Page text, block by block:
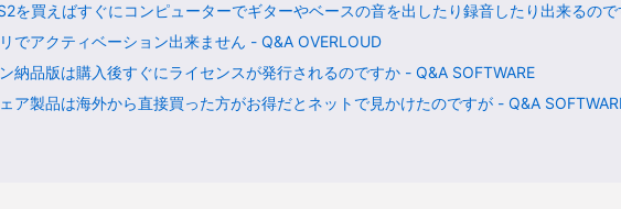
を買えばすぐにコンピューターでギターやベースの音を出したり録音したり出来るの
リでアクティベーション出来ません - Q&A OVERLOUD
納品版は購入後すぐにライセンスが発行されるのですか - Q&A SOFTWARE
ア製品は海外から直接買った方がお得だとネットで見かけたのですが - Q&A